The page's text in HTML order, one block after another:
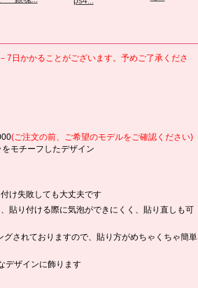
7日かかることがございます。予めご了承くださ
(ご注文の前、ご希望のモデルをご確認ください)
モチーフしたデザイン
け失敗しても大丈夫です
貼り付ける際に気泡ができにくく、貼り直しも可
グされておりますので、貼り方がめちゃくちゃ簡単
デザインに飾ります